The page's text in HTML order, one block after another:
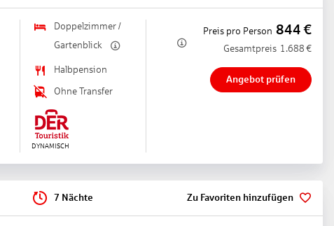
Doppelzimmer /
Gartenblick
Halbpension
Ohne Transfer
Preis pro Person 844€
Gesamtpreis 1.688 €
Angebot prüfen
7 Nächte Zu Favoriten hinzufügen